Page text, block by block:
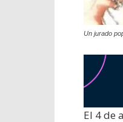
Un jurado
El 4 de